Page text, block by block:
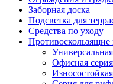
Заборная доска
Подсветка для
Средства по уходу
Офисная серия